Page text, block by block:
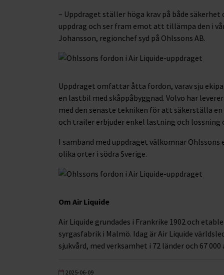
– Uppdraget ställer höga krav på både
uppdrag och ser fram emot att tillämpa den i
Johansson, regionchef syd på Ohlssons AB.
Uppdraget omfattar åtta fordon, varav sju
en lastbil med skåppåbyggnad. Volvo har
med den senaste tekniken för att säkerställa
och trailer erbjuder enkel lastning och lossning
I samband med uppdraget välkomnar
olika orter i södra Sverige.
Om Air Liquide
Air Liquide grundades i Frankrike 1902 och
syrgasfabrik i Malmö. Idag är Air Liquide
sjukvård, med verksamhet i 72 länder och 67
2025-06-09